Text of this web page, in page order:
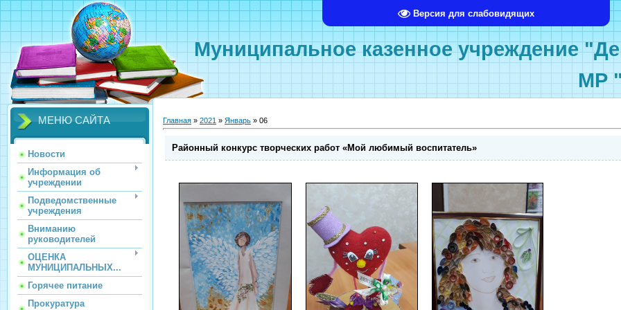
Версия для слабовидящих
Муниципальное казенное учреждение
МР
МЕНЮ САЙТА
Новости
Информация об
учреждении
Подведомственные
учреждения
Вниманию
руководителей
ОЦЕНКА
МУНИЦИПАЛЬНЫХ...
Горячее питание
Прокуратура
Главная » 2021 » Январь » 06
Районный конкурс творческих работ «Мой любимый воспитатель»